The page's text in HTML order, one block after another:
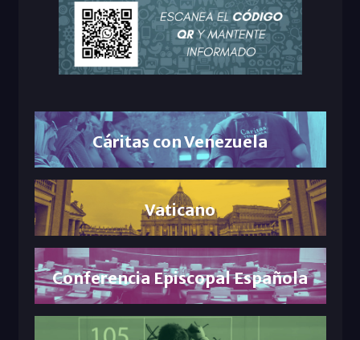
Cáritas con Venezuela
Vaticano
Conferencia Episcopal Española